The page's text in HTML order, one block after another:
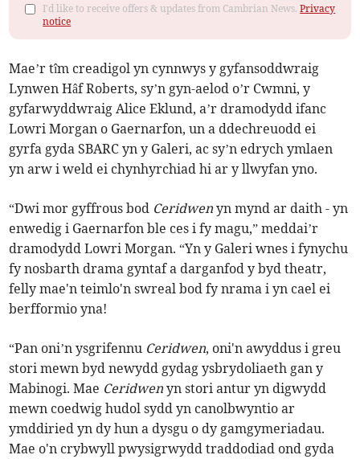
I'd like to receive offers & updates from Cambrian News.Privacy
notice
Mae’r tîm creadigol yn cynnwys y gyfansoddwraig
Lynwen Hâf Roberts, sy’n gyn-aelod o’r Cwmni, y
gyfarwyddwraig Alice Eklund, a’r dramodydd ifanc
Lowri Morgan o Gaernarfon, un a ddechreuodd ei
gyrfa gyda SBARC yn y Galeri, ac sy’n edrych ymlaen
yn arw i weld ei chynhyrchiad hi ar y llwyfan yno.
“Dwi mor gyffrous bod Ceridwenyn mynd ar daith - yn
enwedig i Gaernarfon ble ces i fy magu,” meddai’r
dramodydd Lowri Morgan. “Yn y Galeri wnes i fynychu
fy nosbarth drama gyntaf a darganfod y byd theatr,
felly mae'n teimlo'n swreal bod fy nrama i yn cael ei
berfformio yna!
“Pan oni’n ysgrifennu Ceridwen, oni'n awyddus i greu
stori mewn byd newydd gydag ysbrydoliaeth gan y
Mabinogi. Mae Ceridwenyn stori antur yn digwydd
mewn coedwig hudol sydd yn canolbwyntio ar
ymddiried yn dy hun a dysgu o dy gamgymeriadau.
Mae o'n crybwyll pwysigrwydd traddodiad ond gyda